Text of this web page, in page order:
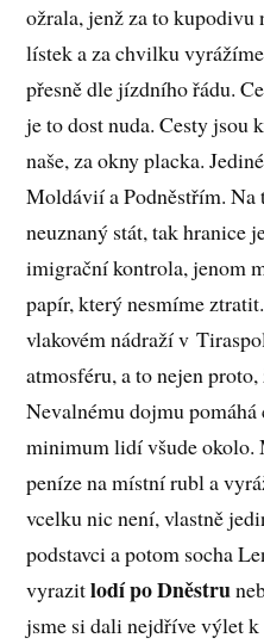
ožrala, jenž za to kupodivu
lístek a za chvilku
přesně dle jízdního řádu.
je to dost nuda. Cesty jsou
naše, za okny placka.
Moldávií a Podněstřím. Na
neuznaný stát, tak hranice
imigrační kontrola, jenom
papír, který nesmíme
vlakovém nádraží v
atmosféru, a to nejen
Nevalnému dojmu pomáhá
minimum lidí všude okolo.
peníze na místní rubl a
vcelku nic není, vlastně
podstavci a potom socha
vyrazitlodí po Dněstru
jsme si dali nejdříve výlet